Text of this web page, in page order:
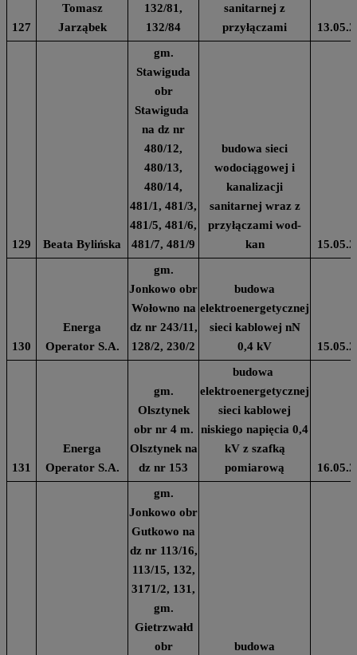
127
Tomasz
Jarząbek
132/81,
132/84
sanitarnej z
przyłączami
129 Beata Bylińska
gm.
Stawiguda
obr
Stawiguda
na dz nr
480/12,
480/13,
480/14,
481/1, 481/3,
481/5, 481/6,
481/7, 481/9
budowa sieci
wodociągowej i
kanalizacji
sanitarnej wraz z
przyłączami wod-
kan
130
Energa
Operator S.A.
gm.
Jonkowo obr
Wołowno na
dz nr 243/11,
128/2, 230/2
budowa
elektroenergetycznej
sieci kablowej nN
0,4 kV
131
Energa
Operator S.A.
gm.
Olsztynek
obr nr 4 m.
Olsztynek na
dz nr 153
budowa
elektroenergetycznej
sieci kablowej
niskiego napięcia 0,4
kV z szafką
pomiarową
gm.
Jonkowo obr
Gutkowo na
dz nr 113/16,
113/15, 132,
3171/2, 131,
gm.
Gietrzwałd
obr
budowa